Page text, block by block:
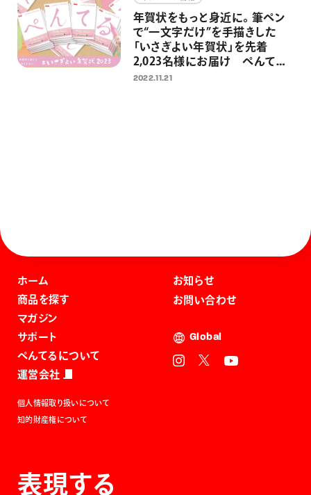
年賀状をもっと身近に。筆ペン
で“一文字だけ”を手描きした
「いさぎよい年賀状」を先着
2,023名様にお届け ぺんてる
に年賀状を送ると筆ペンが当た
2022.11.21
ホーム
商品を探す
マガジン
サポート
ぺんてるについて
運営会社
お知らせ
お問い合わせ
Global
個人情報取り扱いについて
知的財産権について
表現する